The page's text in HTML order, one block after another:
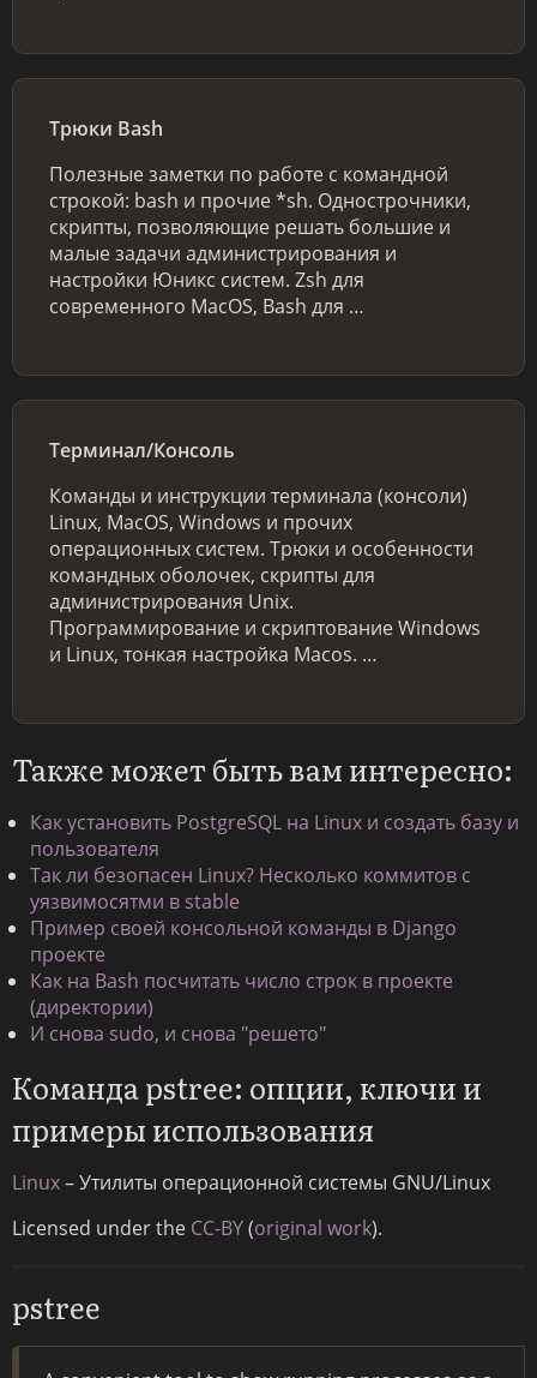
Трюки Bash
Полезные заметки по работе с командной
строкой: bash и прочие *sh. Однострочники,
скрипты, позволяющие решать большие и
малые задачи администрирования и
настройки Юникс систем. Zsh для
современного MacOS, Bash для …
Терминал/Консоль
Команды и инструкции терминала (консоли)
Linux, MacOS, Windows и прочих
операционных систем. Трюки и особенности
командных оболочек, скрипты для
администрирования Unix.
Программирование и скриптование Windows
и Linux, тонкая настройка Macos. …
Также может быть вам интересно:
Как установить PostgreSQL на Linux и создать базу и
пользователя
Так ли безопасен Linux? Несколько коммитов с
уязвимосятми в stable
Пример своей консольной команды в Django
проекте
Как на Bash посчитать число строк в проекте
(директории)
И снова sudo, и снова "решето"
Команда pstree: опции, ключи и
примеры использования
Linux– Утилиты операционной системы GNU/Linux
Licensed under the CC-BY(original work).
pstree